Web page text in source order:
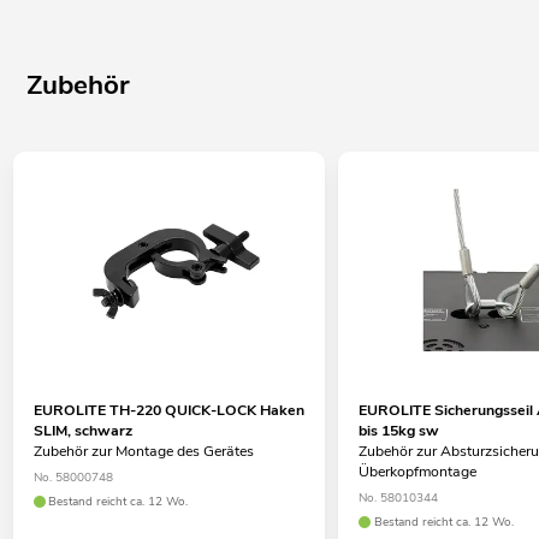
Zubehör
EUROLITE TH-220 QUICK-LOCK Haken
SLIM, schwarz
Zubehör zur Montage des Gerätes
No. 58000748
Bestand reicht ca. 12 Wo.
EUROLITE
bis 15kg sw
Zubehör zur
Überkopfmontage
No. 58010344
Bestand reicht ca. 12 Wo.